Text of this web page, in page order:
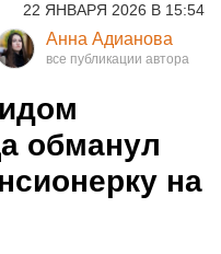
Курган
Оренбург
22 ЯНВАРЯ 2026 В 15:54
Анна Адианова
обманул
на